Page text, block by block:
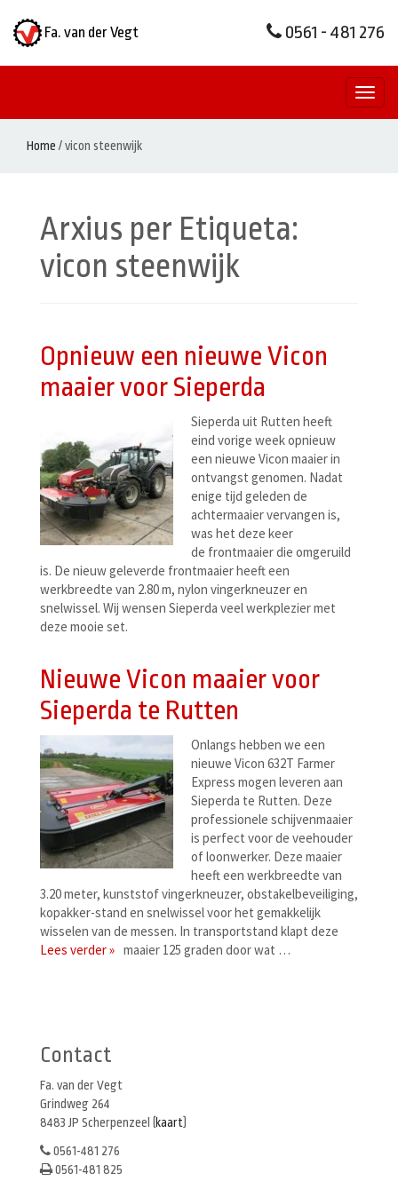
Fa. van der Vegt 0561 - 481 276
Home /vicon steenwijk
Arxius per Etiqueta:
vicon steenwijk
Opnieuw een nieuwe Vicon
maaier voor Sieperda
Sieperda uit Rutten heeft
eind vorige week opnieuw
een nieuwe Vicon maaier in
ontvangst genomen. Nadat
enige tijd geleden de
achtermaaier vervangen is,
was het deze keer
de frontmaaier die omgeruild
is. De nieuw geleverde frontmaaier heeft een
werkbreedte van 2.80 m, nylon vingerkneuzer en
snelwissel. Wij wensen Sieperda veel werkplezier met
deze mooie set.
Nieuwe Vicon maaier voor
Sieperda te Rutten
Onlangs hebben we een
nieuwe Vicon 632T Farmer
Express mogen leveren aan
Sieperda te Rutten. Deze
professionele schijvenmaaier
is perfect voor de veehouder
of loonwerker. Deze maaier
heeft een werkbreedte van
3.20 meter, kunststof vingerkneuzer, obstakelbeveiliging,
kopakker-stand en snelwissel voor het gemakkelijk
wisselen van de messen. In transportstand klapt deze
maaier 125 graden door wat …
Lees verder »
Contact
Fa. van der Vegt
Grindweg 264
8483 JP Scherpenzeel (
kaart
0561-481 276
0561-481 825